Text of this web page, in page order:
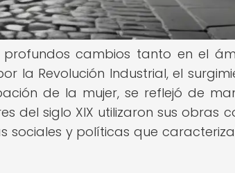
profundos cambios tanto en el
la Revolución Industrial, el
de la mujer, se reflejó de
del siglo XIX utilizaron sus obras
sociales y políticas que